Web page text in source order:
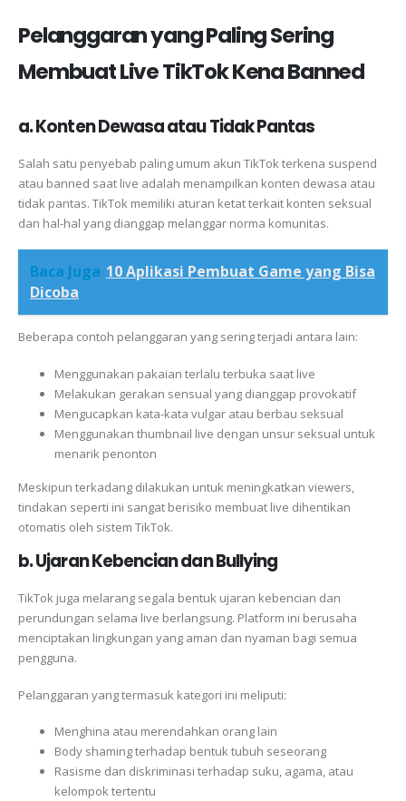
Pelanggaran yang Paling Sering
Membuat Live TikTok Kena Banned
a. Konten Dewasa atau Tidak Pantas
Salah satu penyebab paling umum akun TikTok terkena suspend
atau banned saat live adalah menampilkan konten dewasa atau
tidak pantas. TikTok memiliki aturan ketat terkait konten seksual
dan hal-hal yang dianggap melanggar norma komunitas.
Baca Juga 10 Aplikasi Pembuat Game yang Bisa
Dicoba
Beberapa contoh pelanggaran yang sering terjadi antara lain:
Menggunakan pakaian terlalu terbuka saat live
Melakukan gerakan sensual yang dianggap provokatif
Mengucapkan kata-kata vulgar atau berbau seksual
Menggunakan thumbnail live dengan unsur seksual untuk
menarik penonton
Meskipun terkadang dilakukan untuk meningkatkan viewers,
tindakan seperti ini sangat berisiko membuat live dihentikan
otomatis oleh sistem TikTok.
b. Ujaran Kebencian dan Bullying
TikTok juga melarang segala bentuk ujaran kebencian dan
perundungan selama live berlangsung. Platform ini berusaha
menciptakan lingkungan yang aman dan nyaman bagi semua
pengguna.
Pelanggaran yang termasuk kategori ini meliputi:
Menghina atau merendahkan orang lain
Body shaming terhadap bentuk tubuh seseorang
Rasisme dan diskriminasi terhadap suku, agama, atau
kelompok tertentu